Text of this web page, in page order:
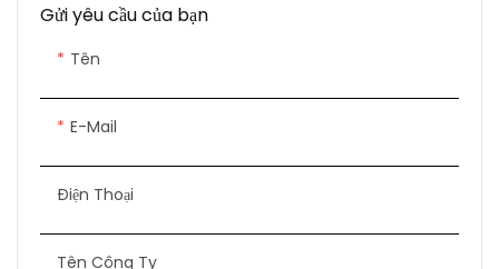
Gửi yêu cầu của bạn
Tên
E-Mail
Điện Thoại
Tên Công Ty